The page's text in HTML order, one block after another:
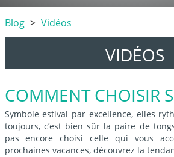
Blog Vidéos
VIDÉOS
COMMENT CHOISIR
Symbole estival par excellence, elles
toujours, c’est bien sûr la paire de
pas encore choisi celle qui vous
prochaines vacances, découvrez la